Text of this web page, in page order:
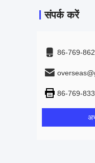
संपर्क करें
86-769-
86-769-